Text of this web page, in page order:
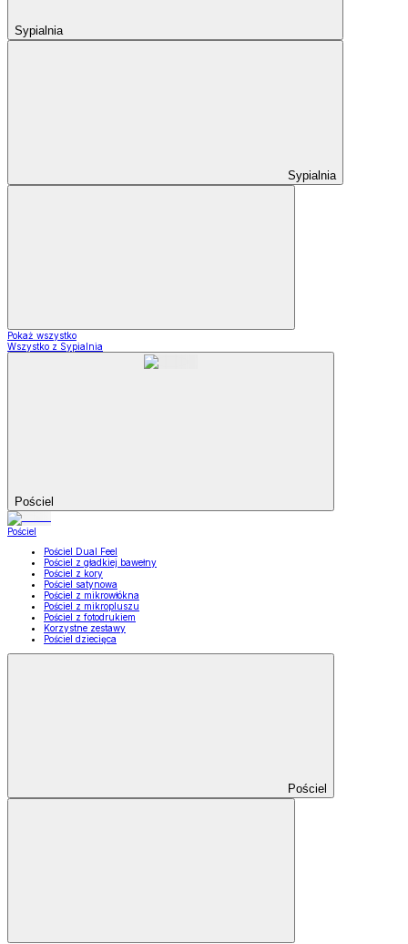
Sypialnia
Sypialnia
Pokaż wszystko
Wszystko z Sypialnia
Pościel
Pościel
Pościel Dual Feel
Pościel z gładkiej bawełny
Pościel z kory
Pościel satynowa
Pościel z mikrowłókna
Pościel z mikropluszu
Pościel z fotodrukiem
Korzystne zestawy
Pościel dziecięca
Pościel